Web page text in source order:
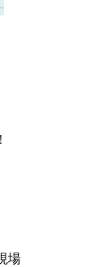
場